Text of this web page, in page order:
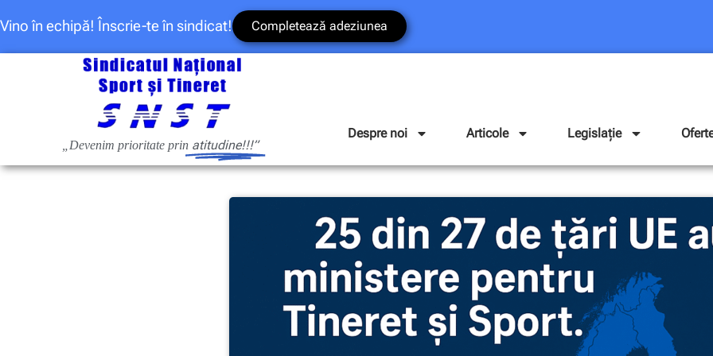
Vino în echipă! Înscrie-te în sindicat! Completează adeziunea
„Devenim prioritate prin atitudine!!!”
Despre noi Articole Legislație